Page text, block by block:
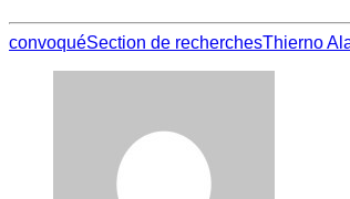
convoquéSection de recherchesThierno